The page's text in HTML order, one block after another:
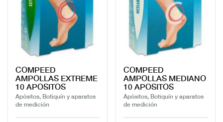
COMPEED
AMPOLLAS EXTREME
10 APOSITOS
Apósitos, Botiquín y aparatos
de medición
COMPEED
AMPOLLAS MEDIANO
10 APOSITOS
Apósitos, Botiquín y aparatos
de medición